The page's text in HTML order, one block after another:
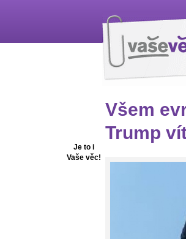
Je to i
Vaše věc!
Všem
Trump